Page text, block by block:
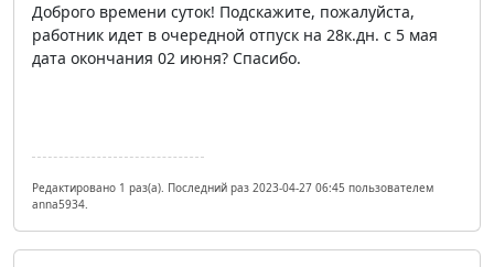
Доброго времени суток! Подскажите, пожалуйста,
работник идет в очередной отпуск на 28к.дн. с 5 мая
дата окончания 02 июня? Спасибо.
Редактировано 1 раз(а). Последний раз 2023-04-27 06:45 пользователем
anna5934.